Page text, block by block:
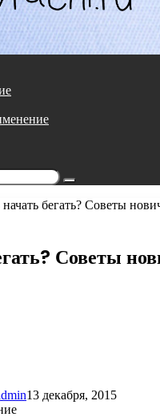
Поиск...
бегать? Советы
Советы
13 декабря, 2015